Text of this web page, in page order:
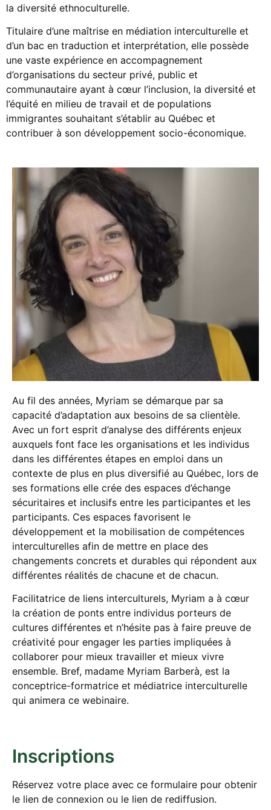
la diversité ethnoculturelle.
Titulaire d’une maîtrise en médiation interculturelle et
d’un bac en traduction et interprétation, elle possède
une vaste expérience en accompagnement
d’organisations du secteur privé, public et
communautaire ayant à cœur l’inclusion, la diversité et
l’équité en milieu de travail et de populations
immigrantes souhaitant s’établir au Québec et
contribuer à son développement socio-économique.
Au fil des années, Myriam se démarque par sa
capacité d’adaptation aux besoins de sa clientèle.
Avec un fort esprit d’analyse des différents enjeux
auxquels font face les organisations et les individus
dans les différentes étapes en emploi dans un
contexte de plus en plus diversifié au Québec, lors de
ses formations elle crée des espaces d’échange
sécuritaires et inclusifs entre les participantes et les
participants. Ces espaces favorisent le
développement et la mobilisation de compétences
interculturelles afin de mettre en place des
changements concrets et durables qui répondent aux
différentes réalités de chacune et de chacun.
Facilitatrice de liens interculturels, Myriam a à cœur
la création de ponts entre individus porteurs de
cultures différentes et n’hésite pas à faire preuve de
créativité pour engager les parties impliquées à
collaborer pour mieux travailler et mieux vivre
ensemble. Bref, madame Myriam Barberà, est la
conceptrice-formatrice et médiatrice interculturelle
qui animera ce webinaire.
Inscriptions
Réservez votre place avec ce formulaire pour obtenir
le lien de connexion ou le lien de rediffusion.